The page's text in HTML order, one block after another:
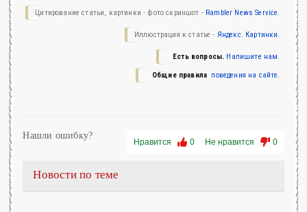
Цитирование статьи, картинки - фото скриншот - Rambler News Service.
Иллюстрация к статье - Яндекс. Картинки.
Есть вопросы. Напишите нам.
Общие правила поведения на сайте.
Нравится 0 Не нравится 0
Нашли ошибку?
Новости по теме